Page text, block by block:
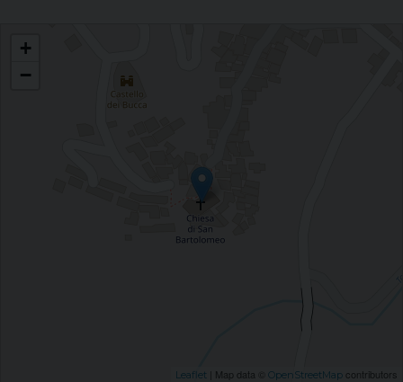
Bartolomeo Apostolo, LONGANO (IS)
+
−
Leaflet | Map data © OpenStreetMap contributors